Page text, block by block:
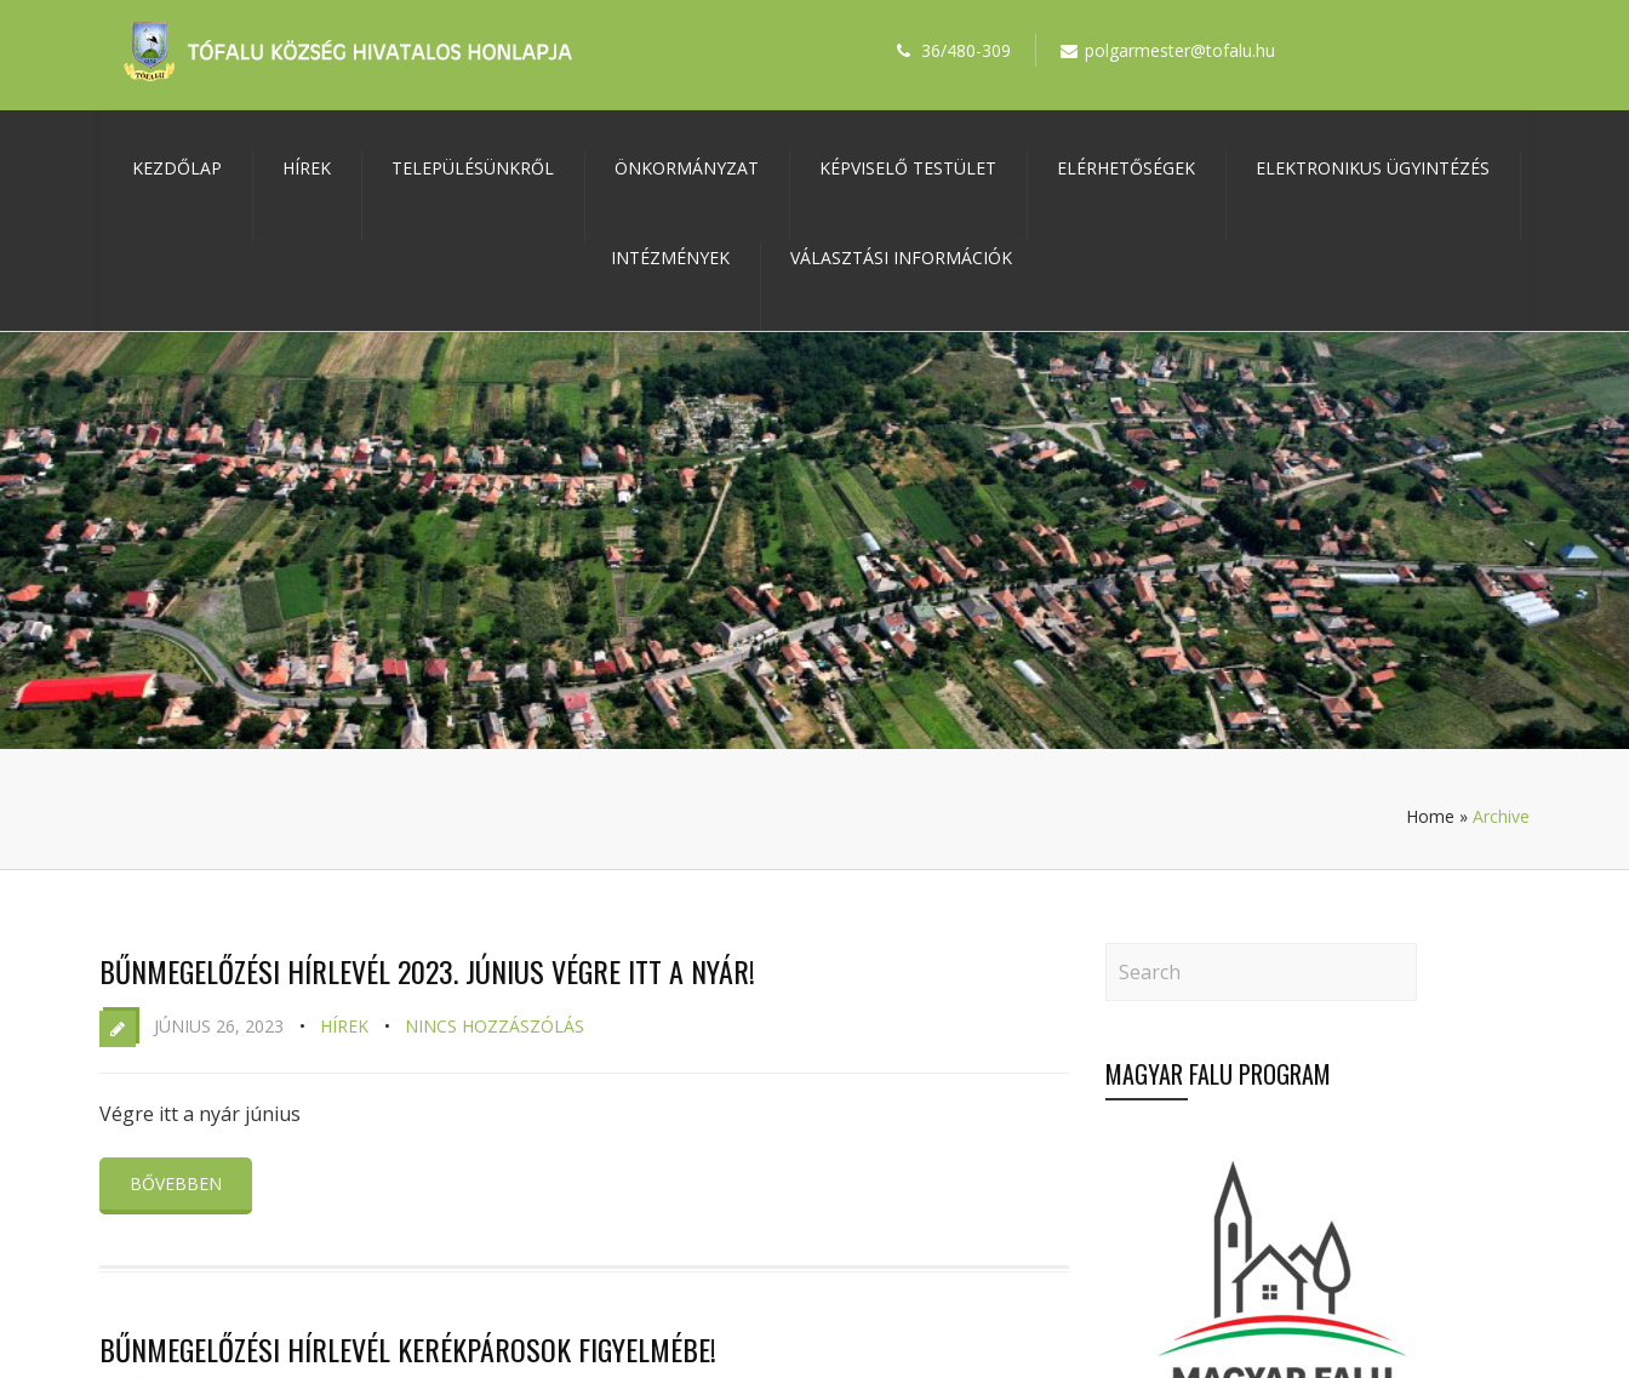
36/480-309 polgarmester@tofalu.hu
KEZDŐLAP HÍREK TELEPÜLÉSÜNKRŐL ÖNKORMÁNYZAT KÉPVISELŐ TESTÜLET ELÉRHETŐSÉGEK ELEKTRONIKUS ÜGYINTÉZÉS
INTÉZMÉNYEK VÁLASZTÁSI INFORMÁCIÓK
Home » Archive
BŰNMEGELŐZÉSI HÍRLEVÉL 2023. JÚNIUS VÉGRE ITT A NYÁR!
JÚNIUS 26, 2023 HÍREK NINCS HOZZÁSZÓLÁS
Végre itt a nyár június
BŐVEBBEN
BŰNMEGELŐZÉSI HÍRLEVÉL KERÉKPÁROSOK FIGYELMÉBE!
MAGYAR FALU PROGRAM